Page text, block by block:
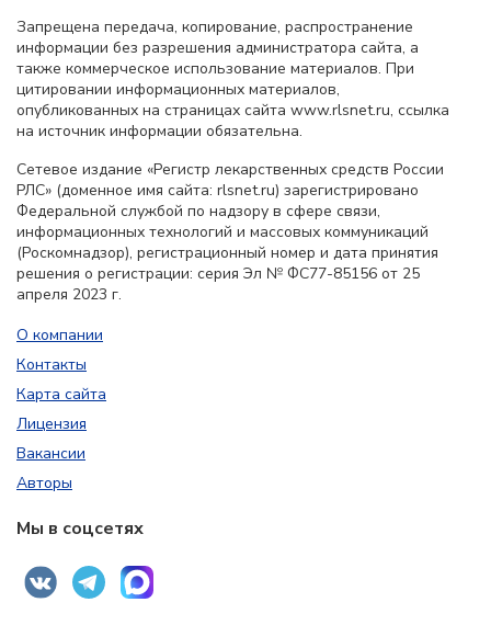
Запрещена передача, копирование, распространение
информации без разрешения администратора сайта, а
также коммерческое использование материалов. При
цитировании информационных материалов,
опубликованных на страницах сайта www.rlsnet.ru, ссылка
на источник информации обязательна.
Сетевое издание «Регистр лекарственных средств России
РЛС» (доменное имя сайта: rlsnet.ru) зарегистрировано
Федеральной службой по надзору в сфере связи,
информационных технологий и массовых коммуникаций
(Роскомнадзор), регистрационный номер и дата принятия
решения о регистрации: серия Эл № ФС77-85156 от 25
апреля 2023 г.
О компании
Контакты
Карта сайта
Лицензия
Вакансии
Авторы
Мы в соцсетях